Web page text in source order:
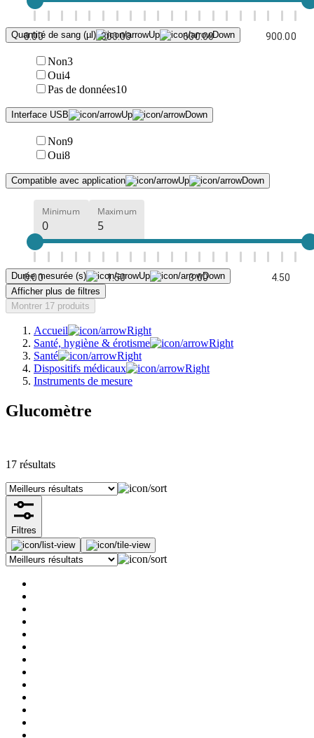
0.00 300.00 600.00 900.00
Quantité de sang (µl)
Non3
Oui4
Pas de données10
Interface USB
Non9
Oui8
Compatible avec application
Minimum Maximum
0.00 1.50 3.00 4.50
Durée mesurée (s)
Afficher plus de filtres
Montrer 17 produits
Accueil
Santé, hygiène & érotisme
Santé
Dispositifs médicaux
Instruments de mesure
Glucomètre
17 résultats
Filtres